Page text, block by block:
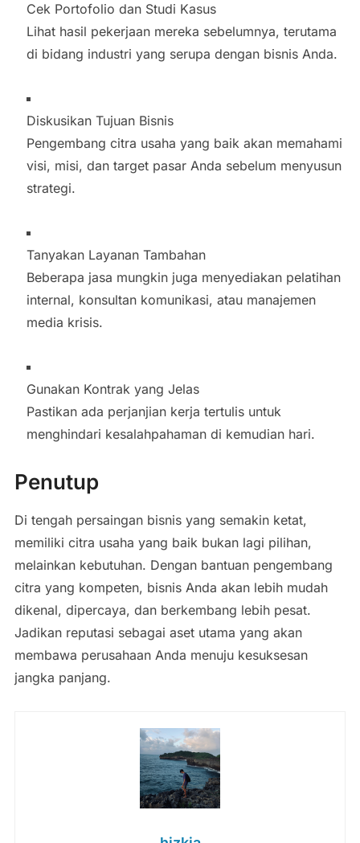
Cek Portofolio dan Studi Kasus
Lihat hasil pekerjaan mereka sebelumnya, terutama
di bidang industri yang serupa dengan bisnis Anda.
Diskusikan Tujuan Bisnis
Pengembang citra usaha yang baik akan memahami
visi, misi, dan target pasar Anda sebelum menyusun
strategi.
Tanyakan Layanan Tambahan
Beberapa jasa mungkin juga menyediakan pelatihan
internal, konsultan komunikasi, atau manajemen
media krisis.
Gunakan Kontrak yang Jelas
Pastikan ada perjanjian kerja tertulis untuk
menghindari kesalahpahaman di kemudian hari.
Penutup
Di tengah persaingan bisnis yang semakin ketat,
memiliki citra usaha yang baik bukan lagi pilihan,
melainkan kebutuhan. Dengan bantuan pengembang
citra yang kompeten, bisnis Anda akan lebih mudah
dikenal, dipercaya, dan berkembang lebih pesat.
Jadikan reputasi sebagai aset utama yang akan
membawa perusahaan Anda menuju kesuksesan
jangka panjang.